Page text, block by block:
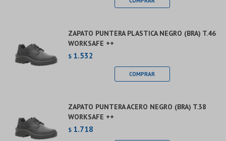
ZAPATO PUNTERA PLASTICA NEGRO (BRA) T.46
WORKSAFE ++
$ 1.532
ZAPATO PUNTERA ACERO NEGRO (BRA) T.38
WORKSAFE ++
$ 1.718